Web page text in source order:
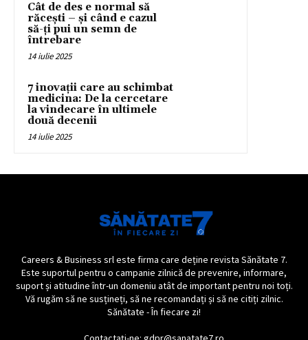
Cât de des e normal să
răcești – și când e cazul
să-ți pui un semn de
întrebare
14 iulie 2025
7 inovații care au schimbat
medicina: De la cercetare
la vindecare în ultimele
două decenii
14 iulie 2025
Careers & Business srl este firma care deține revista Sănătate 7.
Este suportul pentru o campanie zilnică de prevenire, informare,
suport și atitudine într-un domeniu atât de important pentru noi toți.
Vă rugăm să ne susțineți, să ne recomandați și să ne citiți zilnic.
Sănătate - În fiecare zi!